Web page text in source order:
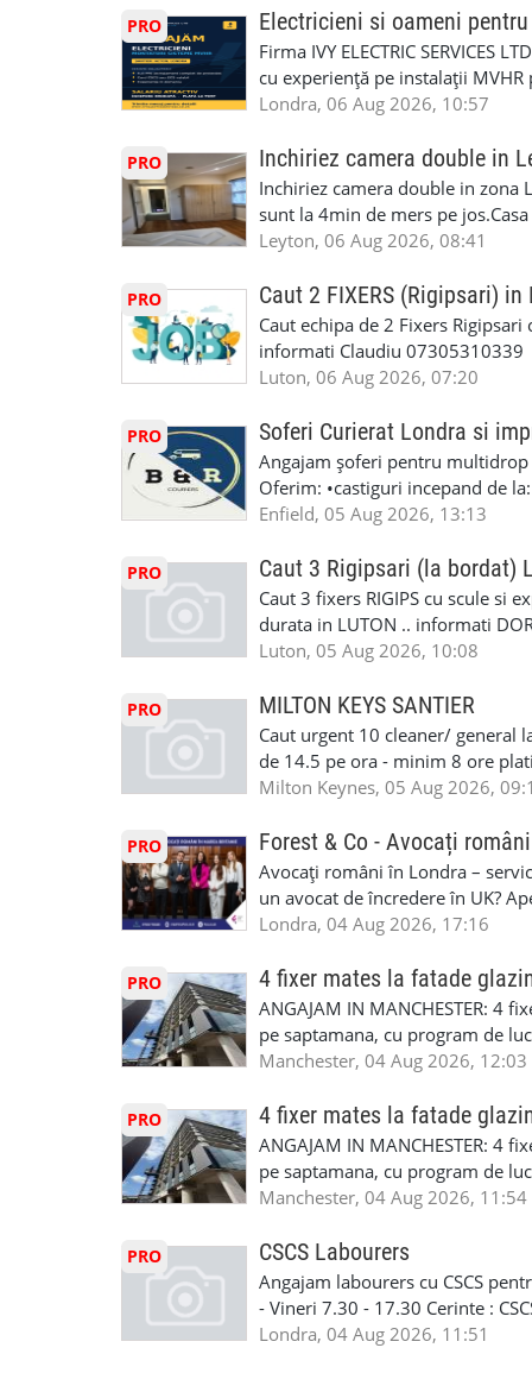
6RR 🚀 CSCS Colindale – GQA
te astăzi. Construiește-ți viitorul
Auto. Indiferent de situație,
repara in scurt timp si eficient
garaj auto care ofera orice tip de
Lucram cu Toate Garantiile si
iTP/MOT Masini Mici si Vanuri
Accident Management, Preluam
Masina la Schimb. ✅ Distributii
Geometrie Profesionala Roti
Explicatii. ✅ Suntem foarte buni
Reparam orice tip de masina
Masina de Drum Lung. ✅
Detailing Auto Interior/Exterior.
WhatsApp Text https://wa.link/
6HB
#AtelierAutoLondra
#RomanianGarageRepair
#RomanianMechanic
#MecaniciProfesionistiLondra
#mecanicmoldoveanlondra
PRO Electricieni si oameni
Firma IVY ELECTRIC SERVICES
cu experiență pe instalații
obligatorii: 🔹 Full PPE
lucru constant ✅ Echipă
detalii și programare, trimiteți
Londra, 06 Aug 2026, 10:57
PRO Inchiriez camera double in
Inchiriez camera double in zona
sunt la 4min de mers pe
incluse.Cautam o persoana sau
seriozitate.Multumesc anticipat.
Leyton, 06 Aug 2026, 08:41
PRO Caut 2 FIXERS (Rigipsari) in
Caut echipa de 2 Fixers
informati Claudiu 07305310339
Luton, 06 Aug 2026, 07:20
PRO Soferi Curierat Londra si
Angajam șoferi pentru
Oferim: •castiguri incepand de
pentru cei platitori de VAT si
status obligatoriu •varsta
compania aplica pentru
•oferim: - training platit (3 zile-
nedeterminata. -full time/ part-
masinii). Acceptam cu permis
Enfield - Weybridge - Romford -
programari la interviu apelati
Enfield, 05 Aug 2026, 13:13
PRO Caut 3 Rigipsari (la bordat)
Caut 3 fixers RIGIPS cu scule si
durata in LUTON .. informati
Luton, 05 Aug 2026, 10:08
PRO MILTON KEYS SANTIER
Caut urgent 10 cleaner/ general
de 14.5 pe ora - minim 8 ore
la Amazon. Munca este usoara,
SAPTAMANALA Contact: +44
interesati
Milton Keynes, 05 Aug 2026,
PRO Forest & Co - Avocați
Avocați români în Londra –
un avocat de încredere în UK?
Solicitors, indiferent că ai nevoie
familiei (divorț, custodie, partaj)
Servicii pentru companii: •
• Imigrație pentru afaceri și
soluționarea disputelor 💡 De ce
standard ✔ Confidențialitate
790 689 Email:
www.fcos.co.uk 👉
Londra, 04 Aug 2026, 17:16
PRO 4 fixer mates la fatade
ANGAJAM IN MANCHESTER:
pe saptamana, cu program de
in perioada urmatoare. Cerinte:
Tariful se discuta direct, in
discutie este simpla: cine esti,
Prioritate au oamenii din
carora li se termina proiectul
oferta pe care sa o folositi la
WhatsApp: +44 7467 838 881
numele, experienta si data la
https://forms.gle/
T&D GLAZING AND
Manchester, 04 Aug 2026, 12:03
PRO 4 fixer mates la fatade
ANGAJAM IN MANCHESTER:
pe saptamana, cu program de
in perioada urmatoare. Cerinte:
Tariful se discuta direct, in
discutie este simpla: cine esti,
Prioritate au oamenii din
carora li se termina proiectul
Manchester, 04 Aug 2026, 11:54
PRO CSCS Labourers
Angajam labourers cu CSCS
- Vineri 7.30 - 17.30 Cerinte :
Londra, 04 Aug 2026, 11:51